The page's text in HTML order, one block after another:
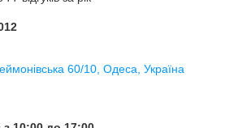
60/10, Одеса, Україна